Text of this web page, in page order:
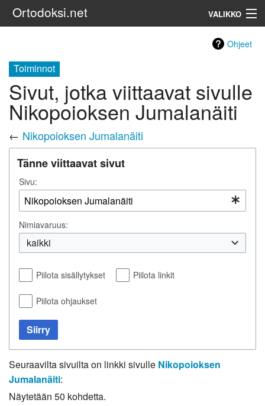
Ortodoksi.net VALIKKO
Ohjeet
Toiminnot
Sivut, jotka viittaavat sivulle
Nikopoioksen Jumalanäiti
← Nikopoioksen Jumalanäiti
Tänne viittaavat sivut
Sivu:
Nimiavaruus:
kaikki
Piilota sisällytykset Piilota linkit
Piilota ohjaukset
Siirry
Seuraavilta sivuilta on linkki sivulle Nikopoioksen
Jumalanäiti:
Näytetään 50 kohdetta.